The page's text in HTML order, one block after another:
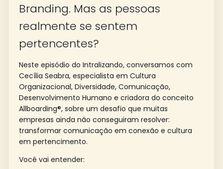
Branding. Mas as pessoas
realmente se sentem
pertencentes?
Neste episódio do Intralizando, conversamos com
Cecília Seabra, especialista em Cultura
Organizacional, Diversidade, Comunicação,
Desenvolvimento Humano e criadora do conceito
Allboarding®, sobre um desafio que muitas
empresas ainda não conseguiram resolver:
transformar comunicação em conexão e cultura
em pertencimento.
Você vai entender: